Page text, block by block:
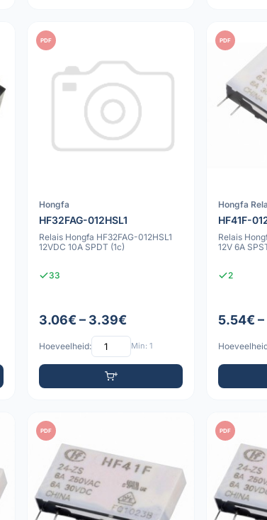
PDF
Hongfa
HF32FAG-012HSL1
Relais Hongfa HF32FAG-012HSL1
12VDC 10A SPDT (1c)
33
3.06€ – 3.39€
Hoeveelheid: Min: 1
PDF
Hongfa
HF41F-
Relais
12V 6A
2
5.54€ –
PDF PDF